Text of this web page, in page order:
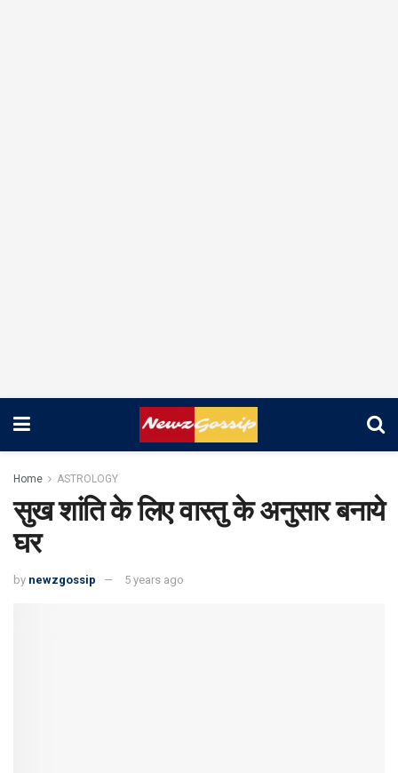
Home ASTROLOGY
सुख शांति के लिए वास्तु के अनुसार बनाये
घर
by newzgossip 5 years ago